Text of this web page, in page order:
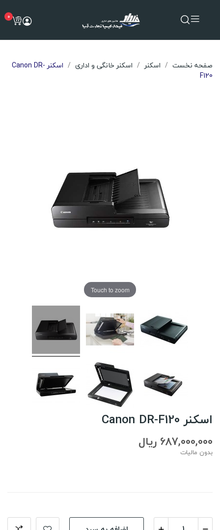
0
صفحه نخست اسکنر اسکنر خانگی و اداری
اسکنر Canon DR-
F120
Touch to zoom
اسکنر Canon DR-F120
687,000,000 ریال
بدون مالیات